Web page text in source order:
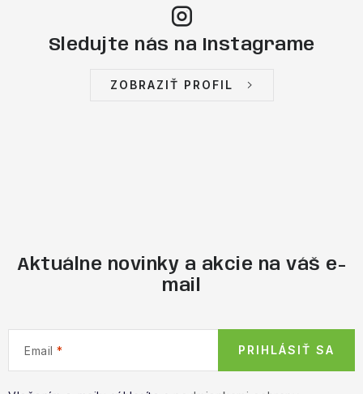
Sledujte nás na Instagrame
ZOBRAZIŤ PROFIL
Aktuálne novinky a akcie na váš e-
mail
Email PRIHLÁSIŤ SA